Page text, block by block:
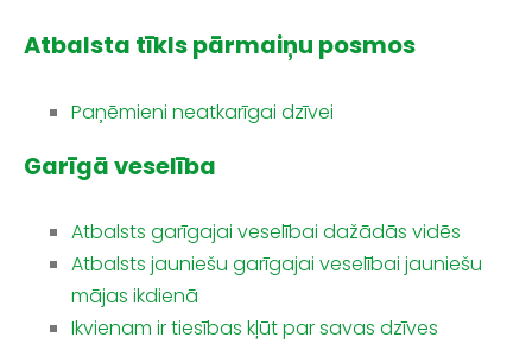
Atbalsta tīkls pārmaiņu posmos
Paņēmieni neatkarīgai dzīvei
Garīgā veselība
Atbalsts garīgajai veselībai dažādās vidēs
Atbalsts jauniešu garīgajai veselībai jauniešu
mājas ikdienā
Ikvienam ir tiesības kļūt par savas dzīves